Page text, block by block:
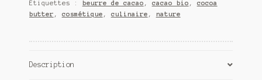
-
Cocoa
Étiquettes : beurre de cacao , cacao bio , cocoa
butter , cosmétique , culinaire , nature
Description